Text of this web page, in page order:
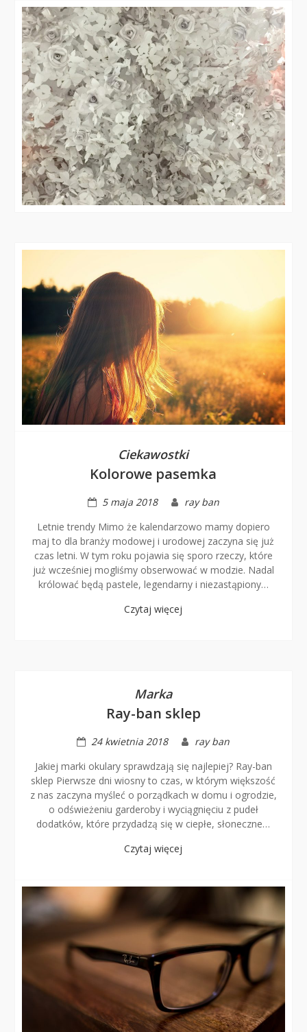
Ciekawostki
Kolorowe pasemka
5 maja 2018
ray ban
Letnie trendy Mimo że kalendarzowo mamy dopiero
maj to dla branży modowej i urodowej zaczyna się już
czas letni. W tym roku pojawia się sporo rzeczy, które
już wcześniej mogliśmy obserwować w modzie. Nadal
królować będą pastele, legendarny i niezastąpiony…
Czytaj więcej
Marka
Ray-ban sklep
24 kwietnia 2018
ray ban
Jakiej marki okulary sprawdzają się najlepiej? Ray-ban
sklep Pierwsze dni wiosny to czas, w którym większość
z nas zaczyna myśleć o porządkach w domu i ogrodzie,
o odświeżeniu garderoby i wyciągnięciu z pudeł
dodatków, które przydadzą się w ciepłe, słoneczne…
Czytaj więcej